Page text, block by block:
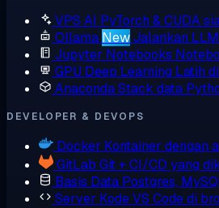
VPS AI PyTorch & CUDA
Ollama NewJalankan
Jupyter Notebooks
GPU Deep Learning Latih
AnacondaStack data
DEVELOPER & DEVOPS
Docker Kontainer dengan
GitLab Git + CI/CD yang
Basis Data Postgres,
Server KodeVS Code di